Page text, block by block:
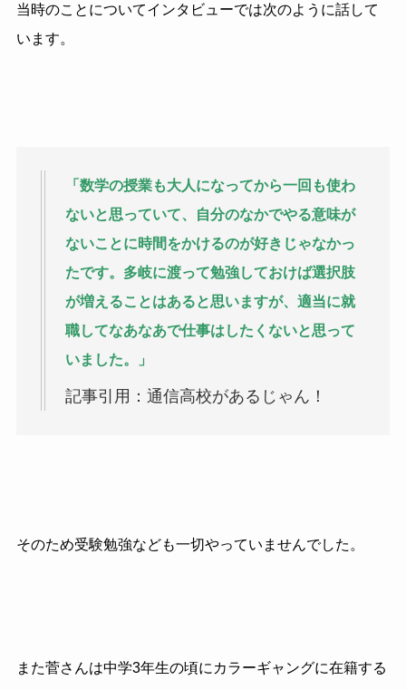
当時のことについてインタビューでは次のように話して
います。
「数学の授業も大人になってから一回も使わ
ないと思っていて、自分のなかでやる意味が
ないことに時間をかけるのが好きじゃなかっ
たです。多岐に渡って勉強しておけば選択肢
が増えることはあると思いますが、適当に就
職してなあなあで仕事はしたくないと思って
いました。」
記事引用：通信高校があるじゃん！
そのため受験勉強なども一切やっていませんでした。
また菅さんは中学3年生の頃にカラーギャングに在籍する